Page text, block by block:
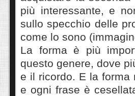
più interessante, e
sullo specchio delle
come lo sono
La forma è più
questo genere, dove
e il ricordo. E la forma
e ogni frase è